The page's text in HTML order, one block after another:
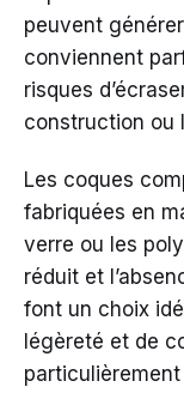
peuvent
conviennent
risques
construction ou
Les coques
fabriquées en
verre ou les
réduit et
font un choix
légèreté et de